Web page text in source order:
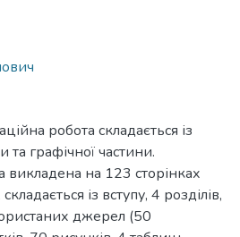
робота складається із
та графічної частини.
викладена на 123 сторінках
із вступу, 4 розділів,
джерел (50